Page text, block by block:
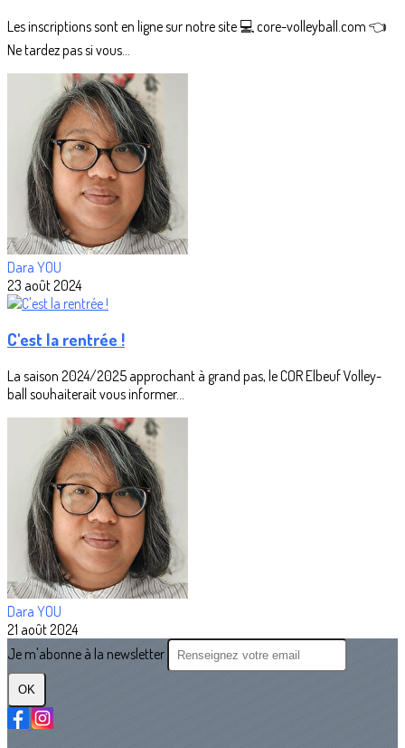
Les inscriptions sont en ligne sur notre site 💻 core-volleyball.com 👈
Ne tardez pas si vous...
Dara YOU
23 août 2024
C'est la rentrée !
La saison 2024/2025 approchant à grand pas, le COR Elbeuf Volley-
ball souhaiterait vous informer...
Dara YOU
21 août 2024
Je m'abonne à la newsletter
OK